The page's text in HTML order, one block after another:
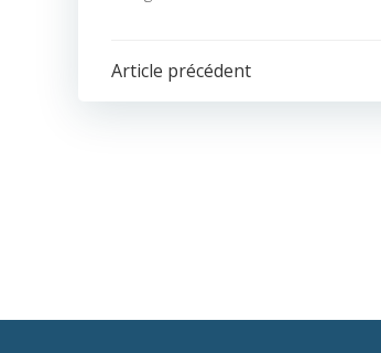
POST
NAVIGATION
Article précédent